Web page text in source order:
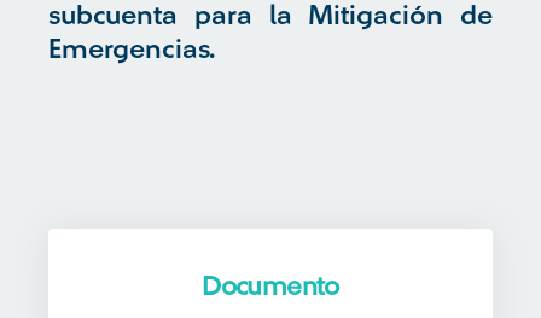
subcuenta para la Mitigación de
Emergencias.
Documento